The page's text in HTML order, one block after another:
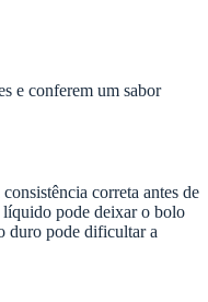
e conferem um sabor
correta antes de
pode deixar o bolo
duro pode dificultar a